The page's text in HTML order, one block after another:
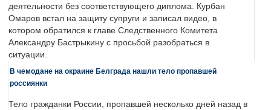
деятельности без соответствующего диплома. Курбан
Омаров встал на защиту супруги и записал видео, в
котором обратился к главе Следственного Комитета
Александру Бастрыкину с просьбой разобраться в
ситуации.
В чемодане на окраине Белграда нашли тело пропавшей
россиянки
Тело гражданки России, пропавшей несколько дней назад в